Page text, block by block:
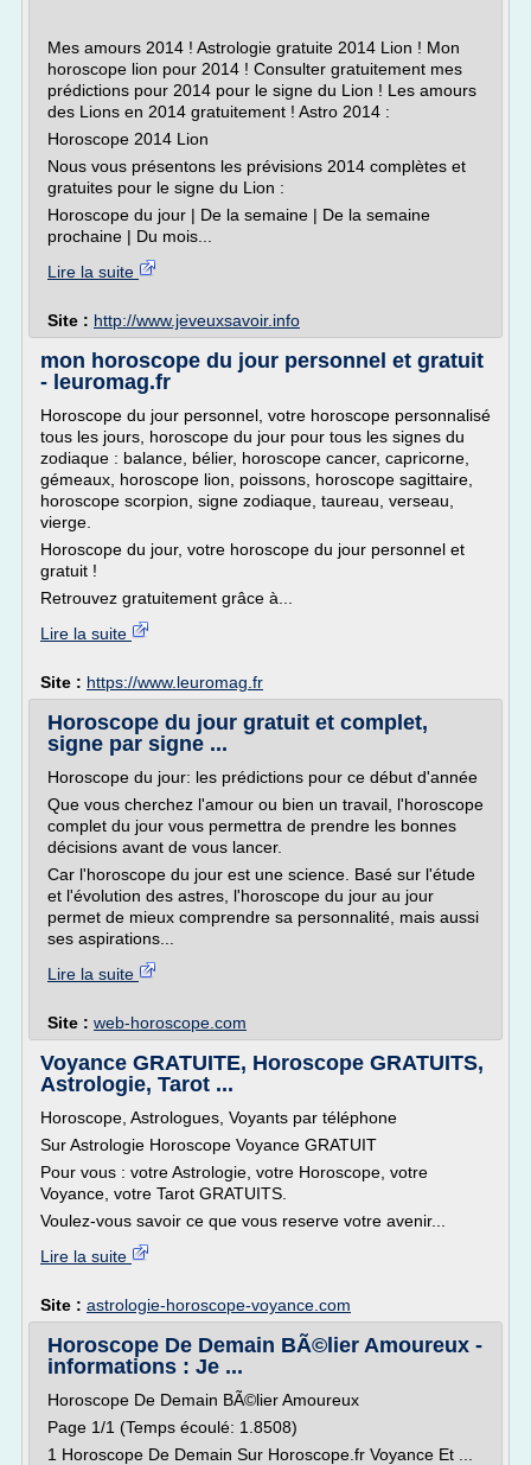
Mes amours 2014 ! Astrologie gratuite 2014 Lion ! Mon
horoscope lion pour 2014 ! Consulter gratuitement mes
prédictions pour 2014 pour le signe du Lion ! Les amours
des Lions en 2014 gratuitement ! Astro 2014 :
Horoscope 2014 Lion
Nous vous présentons les prévisions 2014 complètes et
gratuites pour le signe du Lion :
Horoscope du jour | De la semaine | De la semaine
prochaine | Du mois...
Lire la suite
Site : http://www.jeveuxsavoir.info
mon horoscope du jour personnel et gratuit
- leuromag.fr
Horoscope du jour personnel, votre horoscope personnalisé
tous les jours, horoscope du jour pour tous les signes du
zodiaque : balance, bélier, horoscope cancer, capricorne,
gémeaux, horoscope lion, poissons, horoscope sagittaire,
horoscope scorpion, signe zodiaque, taureau, verseau,
vierge.
Horoscope du jour, votre horoscope du jour personnel et
gratuit !
Retrouvez gratuitement grâce à...
Lire la suite
Site : https://www.leuromag.fr
Horoscope du jour gratuit et complet,
signe par signe ...
Horoscope du jour: les prédictions pour ce début d'année
Que vous cherchez l'amour ou bien un travail, l'horoscope
complet du jour vous permettra de prendre les bonnes
décisions avant de vous lancer.
Car l'horoscope du jour est une science. Basé sur l'étude
et l'évolution des astres, l'horoscope du jour au jour
permet de mieux comprendre sa personnalité, mais aussi
ses aspirations...
Lire la suite
Site : web-horoscope.com
Voyance GRATUITE, Horoscope GRATUITS,
Astrologie, Tarot ...
Horoscope, Astrologues, Voyants par téléphone
Sur Astrologie Horoscope Voyance GRATUIT
Pour vous : votre Astrologie, votre Horoscope, votre
Voyance, votre Tarot GRATUITS.
Voulez-vous savoir ce que vous reserve votre avenir...
Lire la suite
Site : astrologie-horoscope-voyance.com
Horoscope De Demain BÃ©lier Amoureux -
informations : Je ...
Horoscope De Demain BÃ©lier Amoureux
Page 1/1 (Temps écoulé: 1.8508)
1 Horoscope De Demain Sur Horoscope.fr Voyance Et ...